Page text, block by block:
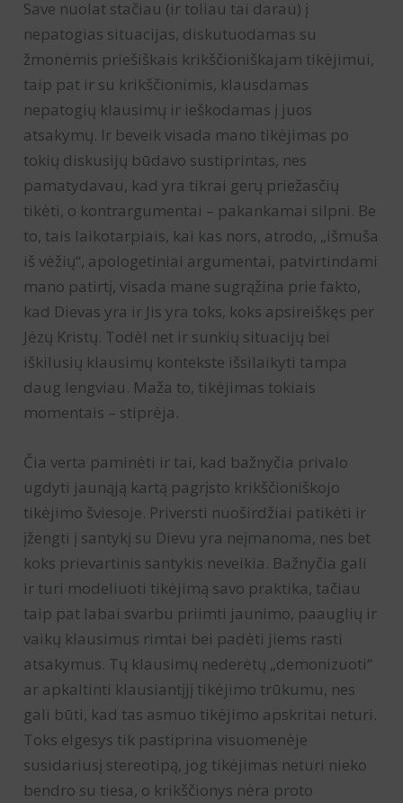
Save nuolat stačiau (ir toliau tai darau) į
nepatogias situacijas, diskutuodamas su
žmonėmis priešiškais krikščioniškajam tikėjimui,
taip pat ir su krikščionimis, klausdamas
nepatogių klausimų ir ieškodamas į juos
atsakymų. Ir beveik visada mano tikėjimas po
tokių diskusijų būdavo sustiprintas, nes
pamatydavau, kad yra tikrai gerų priežasčių
tikėti, o kontrargumentai – pakankamai silpni. Be
to, tais laikotarpiais, kai kas nors, atrodo, „išmuša
iš vėžių“, apologetiniai argumentai, patvirtindami
mano patirtį, visada mane sugrąžina prie fakto,
kad Dievas yra ir Jis yra toks, koks apsireiškęs per
Jėzų Kristų. Todėl net ir sunkių situacijų bei
iškilusių klausimų kontekste išsilaikyti tampa
daug lengviau. Maža to, tikėjimas tokiais
momentais – stiprėja.
Čia verta paminėti ir tai, kad bažnyčia privalo
ugdyti jaunąją kartą pagrįsto krikščioniškojo
tikėjimo šviesoje. Priversti nuoširdžiai patikėti ir
įžengti į santykį su Dievu yra neįmanoma, nes bet
koks prievartinis santykis neveikia. Bažnyčia gali
ir turi modeliuoti tikėjimą savo praktika, tačiau
taip pat labai svarbu priimti jaunimo, paauglių ir
vaikų klausimus rimtai bei padėti jiems rasti
atsakymus. Tų klausimų nederėtų „demonizuoti“
ar apkaltinti klausiantįjį tikėjimo trūkumu, nes
gali būti, kad tas asmuo tikėjimo apskritai neturi.
Toks elgesys tik pastiprina visuomenėje
susidariusį stereotipą, jog tikėjimas neturi nieko
bendro su tiesa, o krikščionys nėra proto